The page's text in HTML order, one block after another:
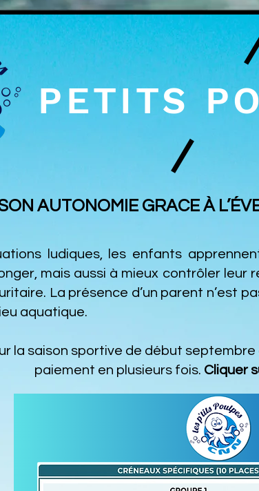
PETITS
AUTONOMIE GRACE À
ludiques, les enfants
mais aussi à mieux contrôler leur
La présence d’un parent n’est
aquatique.
la saison sportive de début
paiement en plusieurs fois. Cliquer